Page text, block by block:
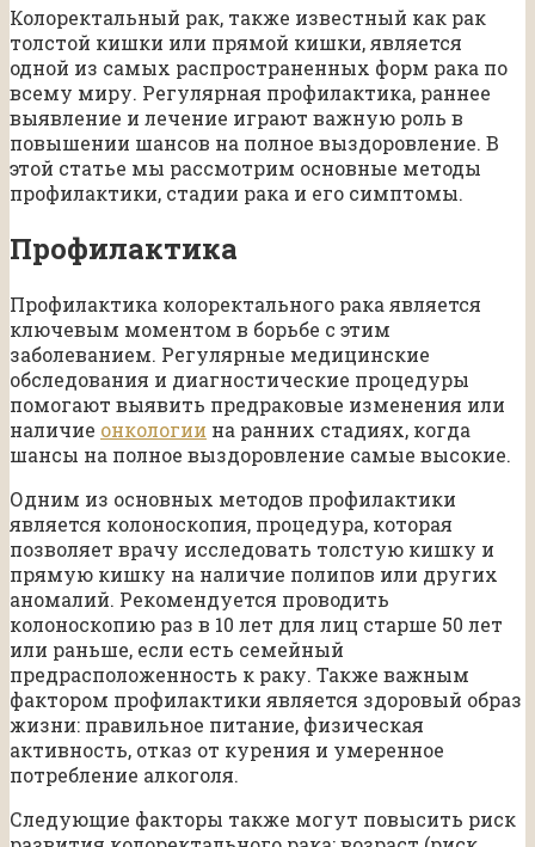
Колоректальный рак, также известный как рак
толстой кишки или прямой кишки, является
одной из самых распространенных форм рака по
всему миру. Регулярная профилактика, раннее
выявление и лечение играют важную роль в
повышении шансов на полное выздоровление. В
этой статье мы рассмотрим основные методы
профилактики, стадии рака и его симптомы.
Профилактика
Профилактика колоректального рака является
ключевым моментом в борьбе с этим
заболеванием. Регулярные медицинские
обследования и диагностические процедуры
помогают выявить предраковые изменения или
наличие онкологии на ранних стадиях, когда
шансы на полное выздоровление самые высокие.
Одним из основных методов профилактики
является колоноскопия, процедура, которая
позволяет врачу исследовать толстую кишку и
прямую кишку на наличие полипов или других
аномалий. Рекомендуется проводить
колоноскопию раз в 10 лет для лиц старше 50 лет
или раньше, если есть семейный
предрасположенность к раку. Также важным
фактором профилактики является здоровый образ
жизни: правильное питание, физическая
активность, отказ от курения и умеренное
потребление алкоголя.
Следующие факторы также могут повысить риск